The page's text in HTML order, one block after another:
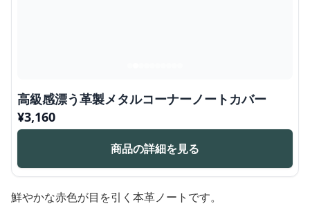
高級感漂う革製メタルコーナーノートカバー
¥3,160
商品の詳細を見る
鮮やかな赤色が目を引く本革ノートです。